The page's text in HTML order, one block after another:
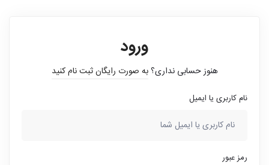
ورود
هنوز حسابی نداری؟به صورت رایگان ثبت نام کنید
نام کاربری یا ایمیل
رمز عبور